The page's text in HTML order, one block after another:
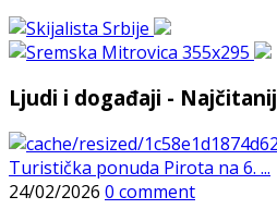
Ljudi i događaji -
Turistička ponuda Pirota na 6. ...
24/02/2026 0 comment